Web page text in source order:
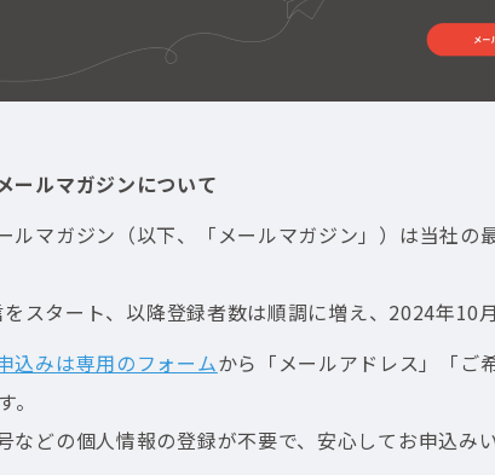
ールマガジンについて
ルマガジン（以下、「メールマガジン」）は当社
スタート、以降登録者数は順調に増え、2024年10
込みは専用のフォームから「メールアドレス」「
などの個人情報の登録が不要で、安心してお申込み